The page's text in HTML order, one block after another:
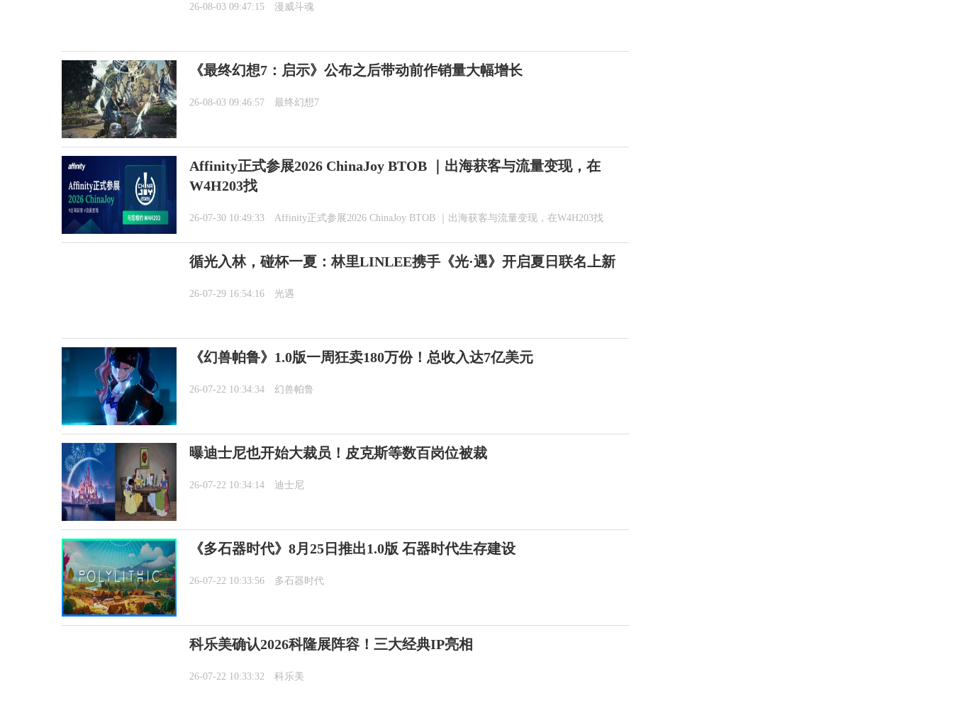
26-08-03 09:47:15 漫威斗魂
《最终幻想7：启示》公布之后带动前作销量大幅增长
26-08-03 09:46:57 最终幻想7
Affinity正式参展2026 ChinaJoy BTOB ｜出海获客与流量变现，在
W4H203找
26-07-30 10:49:33 Affinity正式参展2026 ChinaJoy BTOB ｜出海获客与流量变现，在W4H203找
循光入林，碰杯一夏：林里LINLEE携手《光·遇》开启夏日联名上新
26-07-29 16:54:16 光遇
《幻兽帕鲁》1.0版一周狂卖180万份！总收入达7亿美元
26-07-22 10:34:34 幻兽帕鲁
曝迪士尼也开始大裁员！皮克斯等数百岗位被裁
26-07-22 10:34:14 迪士尼
《多石器时代》8月25日推出1.0版 石器时代生存建设
26-07-22 10:33:56 多石器时代
科乐美确认2026科隆展阵容！三大经典IP亮相
26-07-22 10:33:32 科乐美